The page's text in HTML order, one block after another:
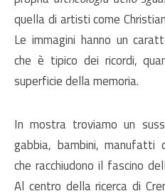
quella di artisti come
Le immagini hanno un
che è tipico dei ricordi,
superficie della memoria.
In mostra troviamo un
gabbia, bambini, manufatti
che racchiudono il fascino
Al centro della ricerca di